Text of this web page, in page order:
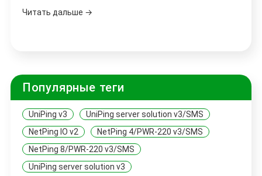
Читать дальше →
Популярные теги
UniPing v3
UniPing server solution v3/SMS
NetPing IO v2
NetPing 4/PWR-220 v3/SMS
NetPing 8/PWR-220 v3/SMS
UniPing server solution v3